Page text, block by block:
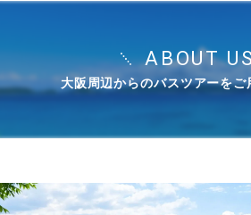
大阪周辺からのバスツアーをご
ABOUT